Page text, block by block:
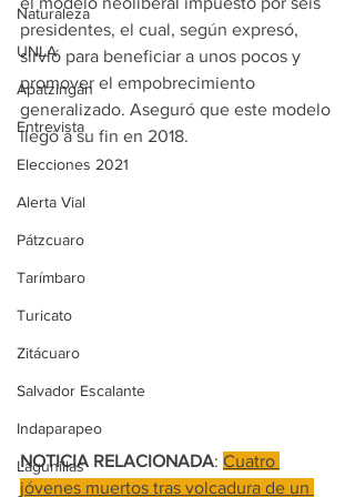
Naturaleza
UNLA
Apatzingán
Entrevista
Elecciones 2021
Alerta Vial
Pátzcuaro
Tarímbaro
Turicato
Zitácuaro
Salvador Escalante
Indaparapeo
Lagunillas
presidentes, el cual, según expresó,
sirvió para beneficiar a unos pocos y
promover el empobrecimiento
generalizado. Aseguró que este modelo
llegó a su fin en 2018.
NOTICIA RELACIONADA: Cuatro
jóvenes muertos tras volcadura de un